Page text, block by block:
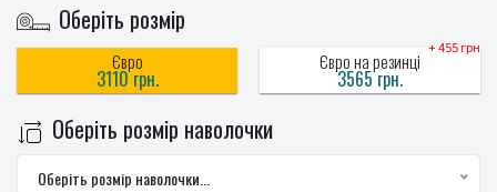
Оберіть розмір
Євро
3110 грн.
+ 455 грн
Євро на резинці
3565 грн.
Оберіть розмір наволочки
Оберіть розмір наволочки...